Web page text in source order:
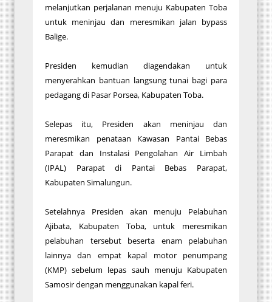
melanjutkan perjalanan menuju Kabupaten Toba
untuk meninjau dan meresmikan jalan bypass
Balige.
Presiden kemudian diagendakan untuk
menyerahkan bantuan langsung tunai bagi para
pedagang di Pasar Porsea, Kabupaten Toba.
Selepas itu, Presiden akan meninjau dan
meresmikan penataan Kawasan Pantai Bebas
Parapat dan Instalasi Pengolahan Air Limbah
(IPAL) Parapat di Pantai Bebas Parapat,
Kabupaten Simalungun.
Setelahnya Presiden akan menuju Pelabuhan
Ajibata, Kabupaten Toba, untuk meresmikan
pelabuhan tersebut beserta enam pelabuhan
lainnya dan empat kapal motor penumpang
(KMP) sebelum lepas sauh menuju Kabupaten
Samosir dengan menggunakan kapal feri.